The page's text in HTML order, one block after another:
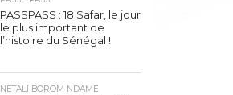
PASSPASS : 18 Safar, le jour
le plus important de
l’histoire du Sénégal !
NETALI BOROM NDAME